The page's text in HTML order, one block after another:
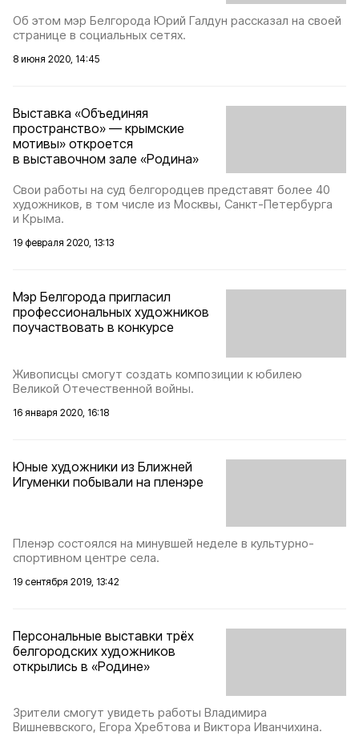
Об этом мэр Белгорода Юрий Галдун рассказал на своей
странице в социальных сетях.
8 июня 2020, 14:45
Выставка «Объединяя
пространство» — крымские
мотивы» откроется
в выставочном зале «Родина»
Свои работы на суд белгородцев представят более 40
художников, в том числе из Москвы, Санкт-Петербурга
и Крыма.
19 февраля 2020, 13:13
Мэр Белгорода пригласил
профессиональных художников
поучаствовать в конкурсе
Живописцы смогут создать композиции к юбилею
Великой Отечественной войны.
16 января 2020, 16:18
Юные художники из Ближней
Игуменки побывали на пленэре
Пленэр состоялся на минувшей неделе в культурно-
спортивном центре села.
19 сентября 2019, 13:42
Персональные выставки трёх
белгородских художников
открылись в «Родине»
Зрители смогут увидеть работы Владимира
Вишневвского, Егора Хребтова и Виктора Иванчихина.